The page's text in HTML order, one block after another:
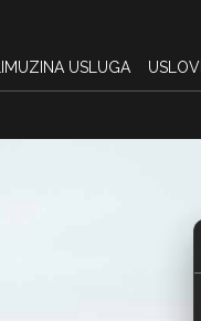
LIMUZINA USLUGA USLOVI